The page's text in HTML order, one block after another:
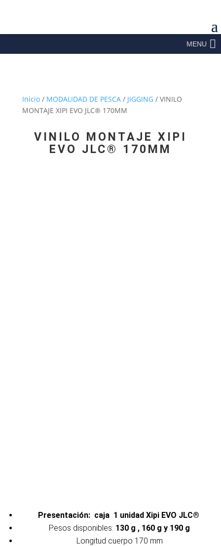
MENU
Inicio/ MODALIDAD DE PESCA/ JIGGING/ VINILO
MONTAJE XIPI EVO JLC® 170MM
VINILO MONTAJE XIPI
EVO JLC® 170MM
Presentación: caja 1 unidad Xipi EVO JLC®
Pesos disponibles: 130 g , 160 g y 190 g
Longitud cuerpo 170 mm